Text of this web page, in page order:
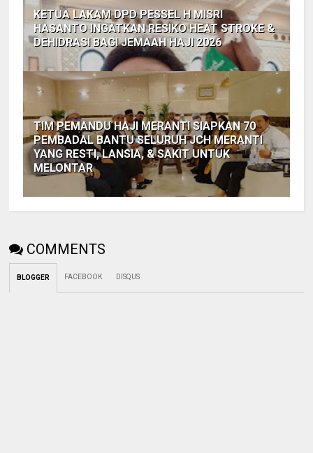
KETUA LAKAM DPD PESSEL H MISRI
HASANTO INGATKAN RESIKO HEAT STROKE &
DEHIDRASI BAGI JEMAAH HAJI 2026
TIM PEMANDU HAJI MERANTI SIAPKAN 70
PEMBADAL BANTU SELURUH JCH MERANTI
YANG RESTI, LANSIA, & SAKIT UNTUK
MELONTAR
COMMENTS
BLOGGER FACEBOOK DISQUS